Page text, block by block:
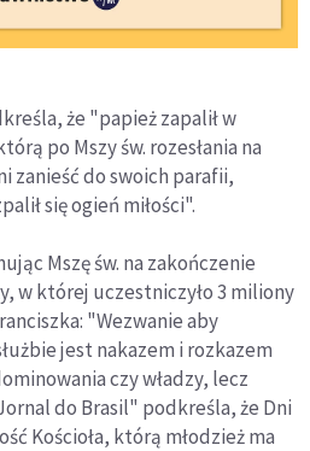
że "papież zapalił w
po Mszy św. rozesłania na
zanieść do swoich parafii,
się ogień miłości".
Mszę św. na zakończenie
w której uczestniczyło 3 miliony
"Wezwanie aby
jest nakazem i rozkazem
czy władzy, lecz
do Brasil" podkreśla, że Dni
Kościoła, którą młodzież ma